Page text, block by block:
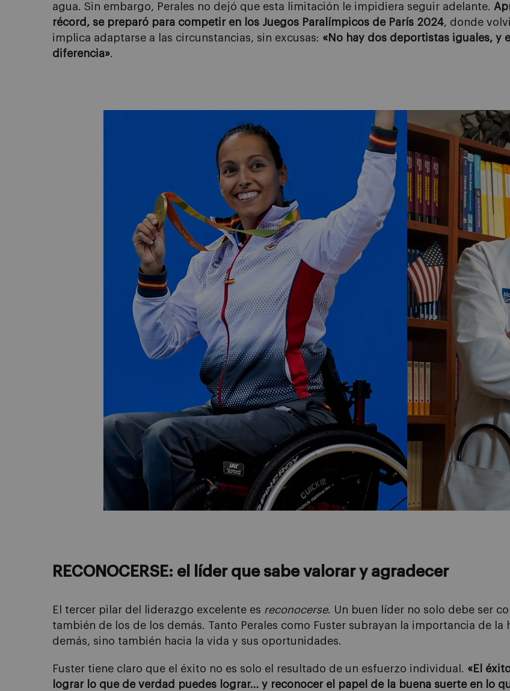
agua. Sin embargo, Perales no dejó que esta limitación le impidiera seguir adelante.
récord, se preparó para competir en los Juegos Paralímpicos de París 2024, donde
implica adaptarse a las circunstancias, sin excusas: «No hay dos deportistas iguales, y
diferencia».
RECONOCERSE: el líder que sabe valorar y agradecer
El tercer pilar del liderazgo excelente es reconocerse. Un buen líder no solo debe ser
también de los de los demás. Tanto Perales como Fuster subrayan la importancia de
demás, sino también hacia la vida y sus oportunidades.
Fuster tiene claro que el éxito no es solo el resultado de un esfuerzo individual. «El
lograr lo que de verdad puedes lograr… y reconocer el papel de la buena suerte en lo